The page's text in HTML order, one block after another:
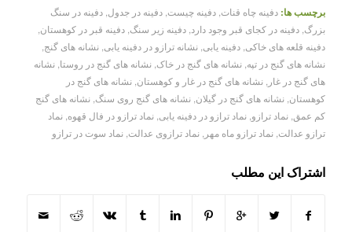
برچسب ها: دفینه چاه قنات دفینه چیست دفینه در جدول دفینه در سنگ
بزرگ دفینه در کجای قبر وجود دارد دفینه زیر سنگ دفینه قبر در کوهستان
دفینه قلعه های خاکی دفینه یابی نشانه ترازو در دفینه یابی نشانه های گنج
نشانه های گنج در تپه نشانه های گنج در خاک نشانه های گنج در روستا نشانه
های گنج در غار
نشانه های گنج در غار و کوهستان نشانه های گنج در
کوهستان نشانه های گنج در گیلان نشانه های گنج روی سنگ نشانه های گنج
کم عمق نماد ترازو نماد ترازو در دفینه یابی نماد ترازو در فال قهوه نماد
ترازو عدالت نماد ترازو ماه مهر نماد ترازوی عدالت نماد سوت در ترازو
اشتراک این مطلب